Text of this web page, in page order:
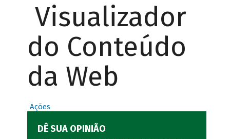
Visualizador
do Conteúdo
da Web
Ações
DÊ SUA OPINIÃO